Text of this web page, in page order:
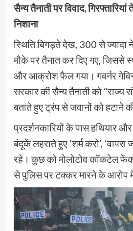
सैन्य तैनाती पर विवाद,
निशाना
स्थिति बिगड़ते देख, 300 से ज्यादा
मौके पर तैनात कर दिए गए, जिससे
और आक्रोश फैल गया। गवर्नर
सरकार की सैन्य तैनाती को “राज्य
बताते हुए ट्रंप से जवानों को हटाने
प्रदर्शनकारियों के पास हथियार
बंदूकें लहराते हुए ‘शर्म करो’,
रहे। कुछ को मोलोटोव कॉकटेल
से पुलिस पर टक्कर मारने के आरोप में